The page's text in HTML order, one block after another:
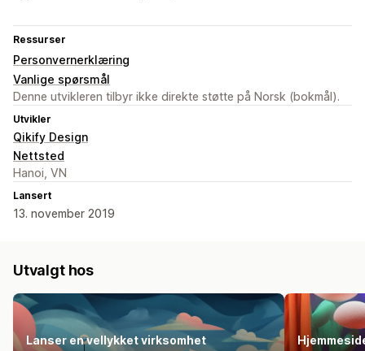
Ressurser
Personvernerklæring
Vanlige spørsmål
Denne utvikleren tilbyr ikke direkte støtte på Norsk (bokmål).
Utvikler
Qikify Design
Nettsted
Hanoi, VN
Lansert
13. november 2019
Utvalgt hos
Lanser en vellykket virksomhet